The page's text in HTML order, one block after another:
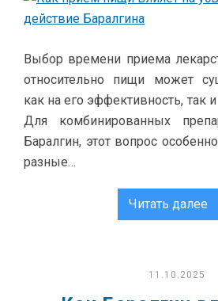
Выбор времени приема
относительно пищи может
как на его эффективность, так
Для комбинированных
Баралгин, этот вопрос
разные…
Читать далее
11.10.2025